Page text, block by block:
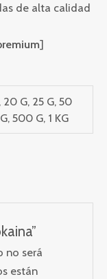
de alta calidad
]
20 G, 25 G, 50
500 G, 1 KG
no será
están